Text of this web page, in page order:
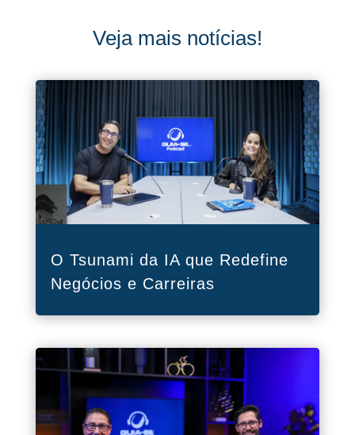
Veja mais notícias!
O Tsunami da IA que Redefine
Negócios e Carreiras